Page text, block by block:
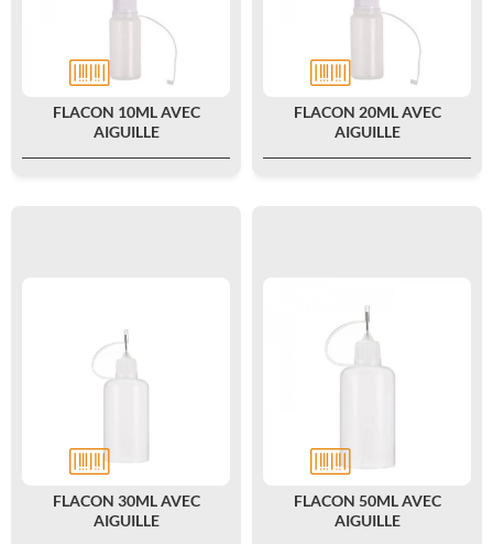
FLACON 10ML AVEC
AIGUILLE
FLACON 20ML AVEC
AIGUILLE
FLACON 30ML AVEC
AIGUILLE
FLACON 50ML AVEC
AIGUILLE